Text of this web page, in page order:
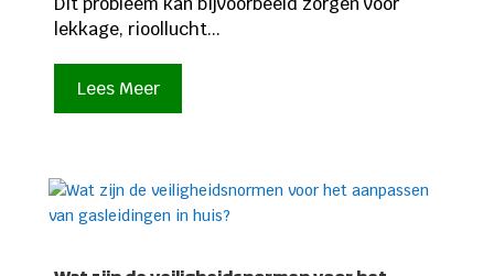
lekkage, rioollucht...
Lees Meer